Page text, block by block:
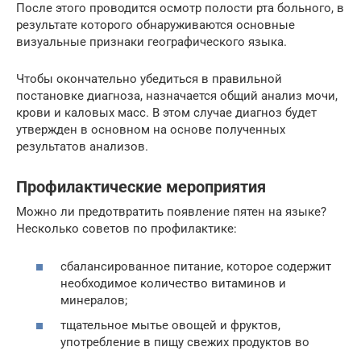
После этого проводится осмотр полости рта больного, в
результате которого обнаруживаются основные
визуальные признаки географического языка.
Чтобы окончательно убедиться в правильной
постановке диагноза, назначается общий анализ мочи,
крови и каловых масс. В этом случае диагноз будет
утвержден в основном на основе полученных
результатов анализов.
Профилактические мероприятия
Можно ли предотвратить появление пятен на языке?
Несколько советов по профилактике:
сбалансированное питание, которое содержит
необходимое количество витаминов и
минералов;
тщательное мытье овощей и фруктов,
употребление в пищу свежих продуктов во